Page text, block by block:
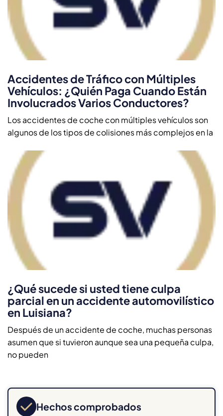
Accidentes de Tráfico con Múltiples
Vehículos: ¿Quién Paga Cuando Están
Involucrados Varios Conductores?
Los accidentes de coche con múltiples vehículos son
algunos de los tipos de colisiones más complejos en la
¿Qué sucede si usted tiene culpa
parcial en un accidente automovilístico
en Luisiana?
Después de un accidente de coche, muchas personas
asumen que si tuvieron aunque sea una pequeña culpa,
no pueden
Hechos comprobados